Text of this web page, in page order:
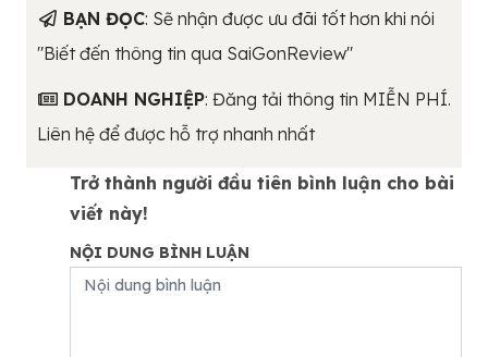
BẠN ĐỌC: Sẽ nhận được ưu đãi tốt hơn khi nói
"Biết đến thông tin qua SaiGonReview"
DOANH NGHIỆP: Đăng tải thông tin MIỄN PHÍ.
Liên hệ để được hỗ trợ nhanh nhất
Trở thành người đầu tiên bình luận cho bài
viết này!
NỘI DUNG BÌNH LUẬN